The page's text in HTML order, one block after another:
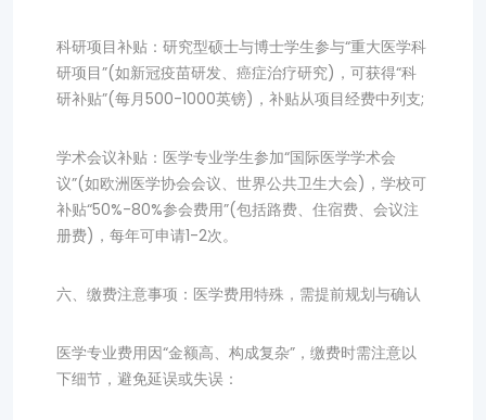
科研项目补贴：研究型硕士与博士学生参与“重大医学科
研项目”(如新冠疫苗研发、癌症治疗研究)，可获得“科
研补贴”(每月500-1000英镑)，补贴从项目经费中列支;
学术会议补贴：医学专业学生参加“国际医学学术会
议”(如欧洲医学协会会议、世界公共卫生大会)，学校可
补贴“50%-80%参会费用”(包括路费、住宿费、会议注
册费)，每年可申请1-2次。
六、缴费注意事项：医学费用特殊，需提前规划与确认
医学专业费用因“金额高、构成复杂”，缴费时需注意以
下细节，避免延误或失误：